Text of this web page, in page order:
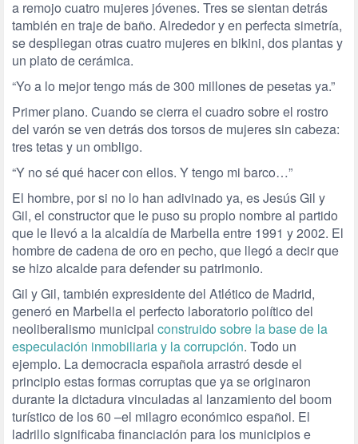
a remojo cuatro mujeres jóvenes. Tres se sientan detrás
también en traje de baño. Alrededor y en perfecta simetría,
se despliegan otras cuatro mujeres en bikini, dos plantas y
un plato de cerámica.
“Yo a lo mejor tengo más de 300 millones de pesetas ya.”
Primer plano. Cuando se cierra el cuadro sobre el rostro
del varón se ven detrás dos torsos de mujeres sin cabeza:
tres tetas y un ombligo.
“Y no sé qué hacer con ellos. Y tengo mi barco…”
El hombre, por si no lo han adivinado ya, es Jesús Gil y
Gil, el constructor que le puso su propio nombre al partido
que le llevó a la alcaldía de Marbella entre 1991 y 2002. El
hombre de cadena de oro en pecho, que llegó a decir que
se hizo alcalde para defender su patrimonio.
Gil y Gil, también expresidente del Atlético de Madrid,
generó en Marbella el perfecto laboratorio político del
neoliberalismo municipal construido sobre la base de la
especulación inmobiliaria y la corrupción. Todo un
ejemplo. La democracia española arrastró desde el
principio estas formas corruptas que ya se originaron
durante la dictadura vinculadas al lanzamiento del boom
turístico de los 60 –el milagro económico español. El
ladrillo significaba financiación para los municipios e